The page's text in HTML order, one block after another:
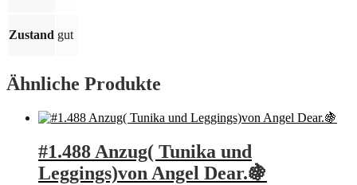
Zustand gut
Ähnliche Produkte
#1.488 Anzug( Tunika und
Leggings)von Angel Dear.🍇